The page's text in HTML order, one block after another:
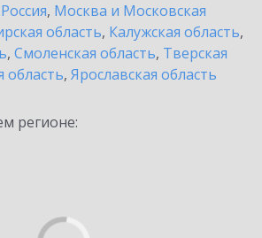
Россия, Москва и Московская
область, Калужская область,
, Смоленская область, Тверская
область, Ярославская область
регионе: